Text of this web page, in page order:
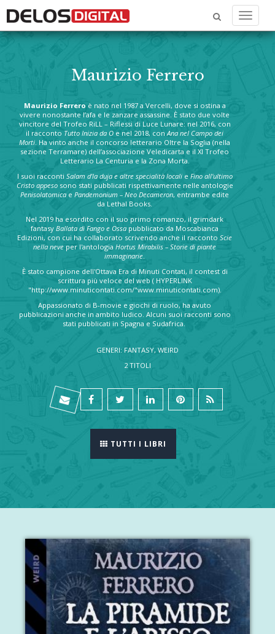
Menu
Maurizio Ferrero
Maurizio Ferrero è nato nel 1987 a Vercelli, dove si ostina a
vivere nonostante l’afa e le zanzare assassine. È stato due volte
vincitore del Trofeo RiLL – Riflessi di Luce Lunare: nel 2016, con
il racconto Tutto Inizia da O e nel 2018, conAna nel Campo dei
Morti. Ha vinto anche il concorso letterario Oltre la Soglia (nella
sezione Terramare) dell’associazione Veledicarta e il XI Trofeo
Letterario La Centuria e la Zona Morta.
I suoi racconti Salam d'la duja e altre specialità localie Fino all'ultimo
Cristo appesosono stati pubblicati rispettivamente nelle antologie
Penisolatomica e Pandemonium – Neo Decameron, entrambe edite
da Lethal Books.
Nel 2019 ha esordito con il suo primo romanzo, il grimdark
fantasy Ballata di Fango e Ossa pubblicato da Moscabianca
Edizioni, con cui ha collaborato scrivendo anche il racconto Scie
nella neve per l'antologia Hortus Mirabilis – Storie di piante
immaginarie.
È stato campione dell'Ottava Era di Minuti Contati, il contest di
scrittura più veloce del web ( HYPERLINK
"http://www.minuticontati.com/"www.minuticontati.com).
Appassionato di B-movie e giochi di ruolo, ha avuto
pubblicazioni anche in ambito ludico. Alcuni suoi racconti sono
stati pubblicati in Spagna e Sudafrica.
GENERI: FANTASY, WEIRD
2 TITOLI
TUTTI I LIBRI